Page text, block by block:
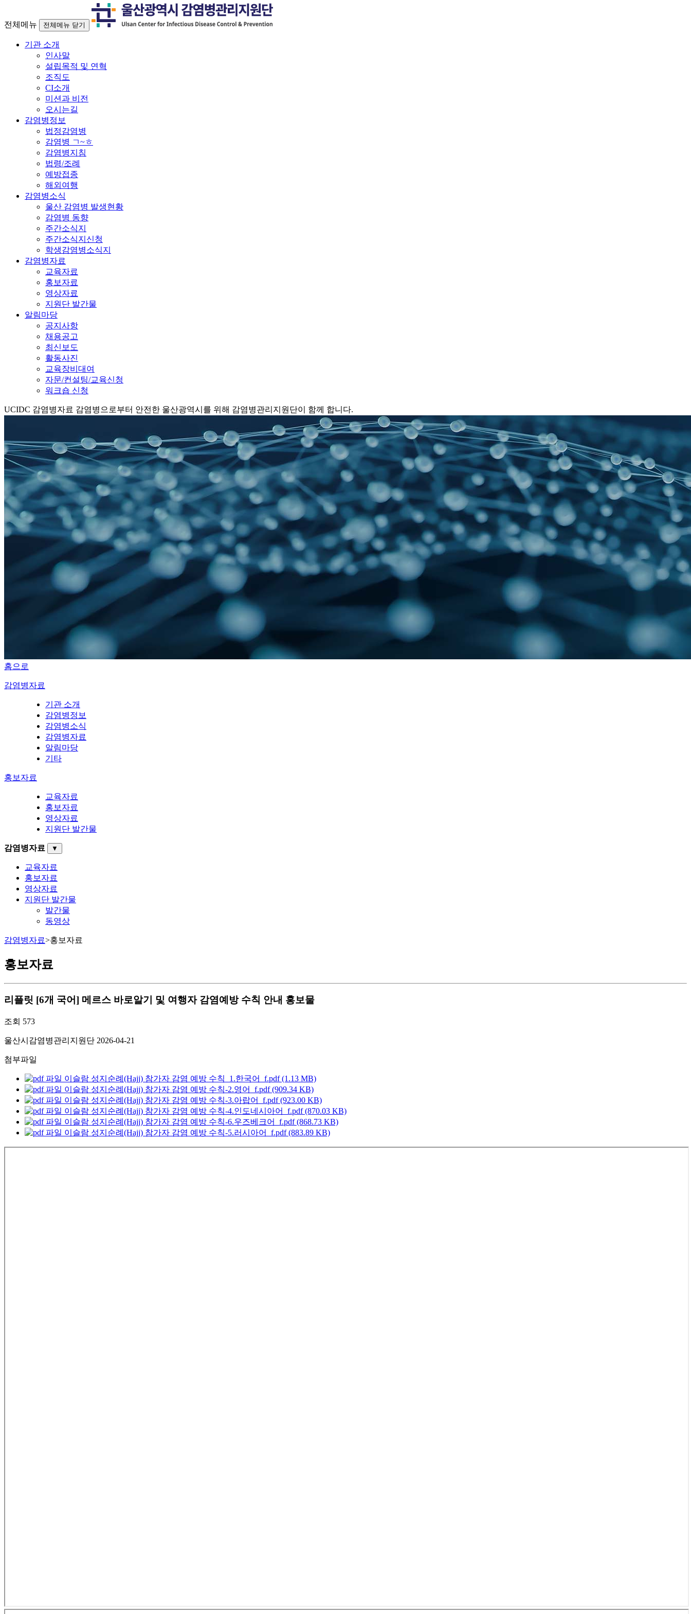
전체메뉴 전체메뉴 닫기
기관 소개
인사말
설립목적 및 연혁
조직도
CI소개
미션과 비전
오시는길
감염병정보
법정감염병
감염병 ㄱ~ㅎ
감염병지침
법령/조례
예방접종
해외여행
감염병소식
울산 감염병 발생현황
감염병 동향
주간소식지
주간소식지신청
학생감염병소식지
감염병자료
교육자료
홍보자료
영상자료
지원단 발간물
알림마당
공지사항
채용공고
최신보도
활동사진
교육장비대여
자문/컨설팅/교육신청
워크숍 신청
UCIDC 감염병자료 감염병으로부터 안전한 울산광역시를 위해 감염병관리지원단이 함께 합니다.
홈으로
감염병자료
기관 소개
감염병정보
감염병소식
감염병자료
알림마당
기타
홍보자료
교육자료
홍보자료
영상자료
지원단 발간물
감염병자료 ▼
교육자료
홍보자료
영상자료
지원단 발간물
발간물
동영상
감염병자료>홍보자료
홍보자료
리플릿 [6개 국어] 메르스 바로알기 및 여행자 감염예방 수칙 안내 홍보물
조회 573
울산시감염병관리지원단 2026-04-21
첨부파일
이슬람 성지순례(Hajj) 참가자 감염 예방 수칙_1.한국어_f.pdf (1.13 MB)
이슬람 성지순례(Hajj) 참가자 감염 예방 수칙-2.영어_f.pdf (909.34 KB)
이슬람 성지순례(Hajj) 참가자 감염 예방 수칙-3.아랍어_f.pdf (923.00 KB)
이슬람 성지순례(Hajj) 참가자 감염 예방 수칙-4.인도네시아어_f.pdf (870.03 KB)
이슬람 성지순례(Hajj) 참가자 감염 예방 수칙-6.우즈베크어_f.pdf (868.73 KB)
이슬람 성지순례(Hajj) 참가자 감염 예방 수칙-5.러시아어_f.pdf (883.89 KB)